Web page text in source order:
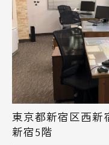
東京都新宿区西新
新宿5階